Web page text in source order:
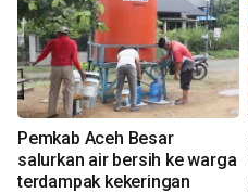
Pemkab Aceh Besar
salurkan air bersih ke warga
terdampak kekeringan